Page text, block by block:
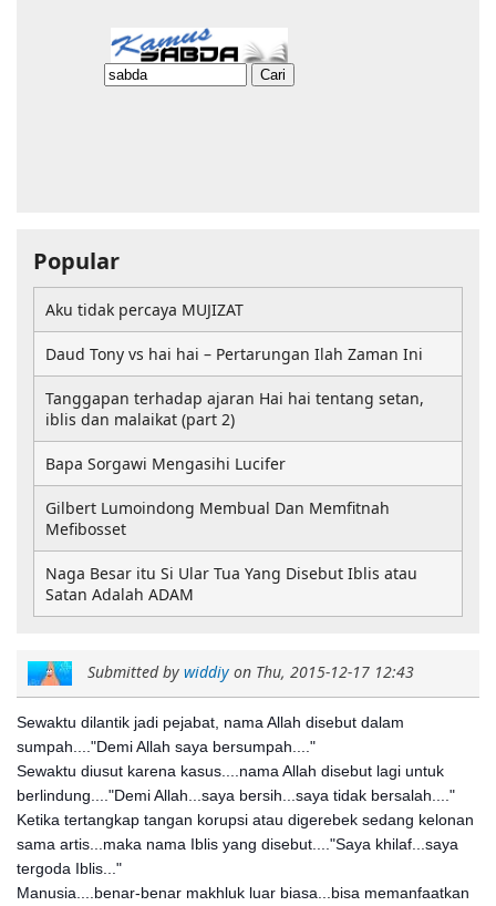
Submitted by widdiy on Thu, 2015-12-17 12:43
Sewaktu dilantik jadi pejabat, nama Allah disebut dalam
sumpah...."Demi Allah saya bersumpah...."
Sewaktu diusut karena kasus....nama Allah disebut lagi untuk
berlindung...."Demi Allah...saya bersih...saya tidak bersalah...."
Ketika tertangkap tangan korupsi atau digerebek sedang kelonan
sama artis...maka nama Iblis yang disebut...."Saya khilaf...saya
tergoda Iblis..."
Manusia....benar-benar makhluk luar biasa...bisa memanfaatkan
Popular
Aku tidak percaya MUJIZAT
Daud Tony vs hai hai – Pertarungan Ilah Zaman Ini
Tanggapan terhadap ajaran Hai hai tentang setan,
iblis dan malaikat (part 2)
Bapa Sorgawi Mengasihi Lucifer
Gilbert Lumoindong Membual Dan Memfitnah
Mefibosset
Naga Besar itu Si Ular Tua Yang Disebut Iblis atau
Satan Adalah ADAM